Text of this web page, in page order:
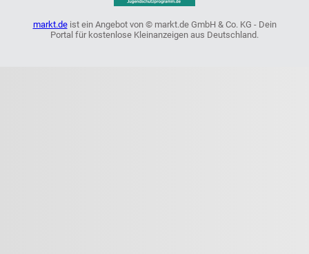
markt.deist ein Angebot von © markt.de GmbH & Co. KG - Dein
Portal für kostenlose Kleinanzeigen aus Deutschland.